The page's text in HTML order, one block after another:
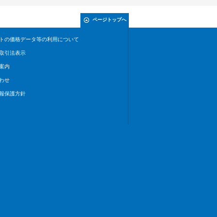
ページトップへ
の価格データ等の利用について
引法表示
内
せ
保護方針